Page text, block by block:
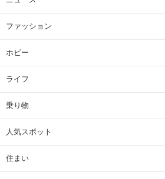
ファッション
ホビー
ライフ
乗り物
人気スポット
住まい